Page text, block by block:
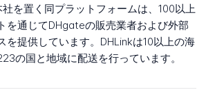
を置く同プラットフォームは、100以上
を通じてDHgateの販売業者および外部
を提供しています。DHLinkは10以上の海
の国と地域に配送を行っています。